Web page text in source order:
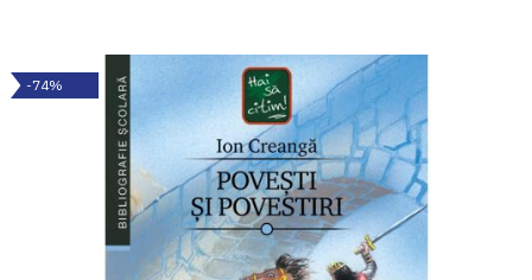
-74%